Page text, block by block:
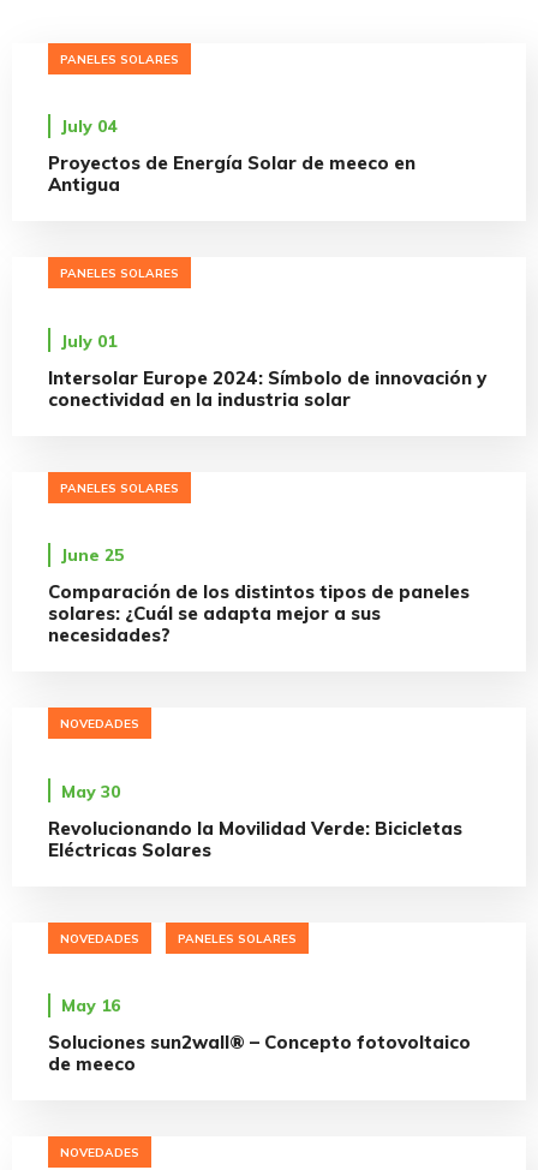
PANELES SOLARES
July 04
Proyectos de Energía Solar de meeco en
Antigua
PANELES SOLARES
July 01
Intersolar Europe 2024: Símbolo de innovación y
conectividad en la industria solar
PANELES SOLARES
June 25
Comparación de los distintos tipos de paneles
solares: ¿Cuál se adapta mejor a sus
necesidades?
NOVEDADES
May 30
Revolucionando la Movilidad Verde: Bicicletas
Eléctricas Solares
NOVEDADES PANELES SOLARES
May 16
Soluciones sun2wall® – Concepto fotovoltaico
de meeco
NOVEDADES